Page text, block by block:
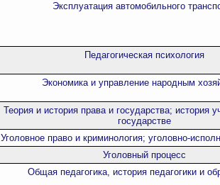
Эксплуатация автомобильного
Педагогическая психология
Экономика и управление народным
Теория и история права и государства; история
государстве
Уголовное право и криминология; уголовно-
Уголовный процесс
Общая педагогика, история педагогики и